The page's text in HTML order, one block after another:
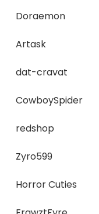
Doraemon
Artask
dat-cravat
CowboySpider
redshop
Zyro599
Horror Cuties